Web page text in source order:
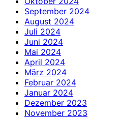
September 2024
August 2024
Juli 2024
Juni 2024
Mai 2024
April 2024
März 2024
Februar 2024
Januar 2024
Dezember 2023
November 2023